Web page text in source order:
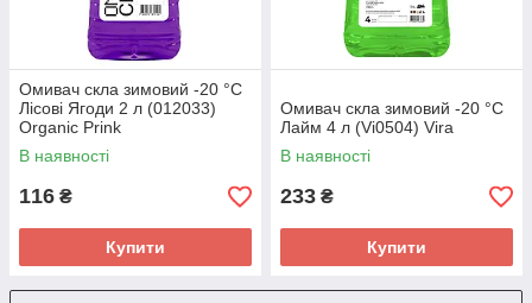
Омивач скла зимовий -20 °C
Лісові Ягоди 2 л (012033)
Organic Prink
В наявності
116 ₴
Купити
Омивач скла зимовий -20 °C
Лайм 4 л (Vi0504) Vira
В наявності
233 ₴
Купити